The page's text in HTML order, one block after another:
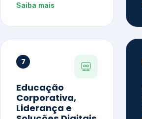
Saiba mais
7
Educação
Corporativa,
Liderança e